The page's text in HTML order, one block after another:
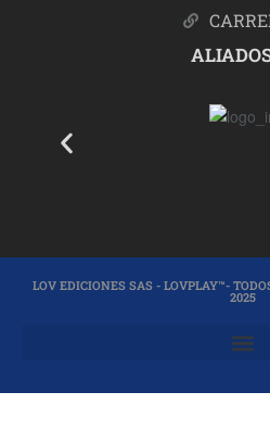
LOV EDICIONES SAS - LOVPLAY™-
2025